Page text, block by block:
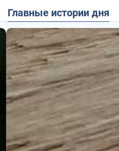
Главные истории дня